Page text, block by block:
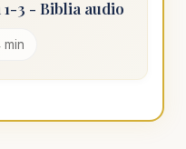
3 - Biblia audio
min